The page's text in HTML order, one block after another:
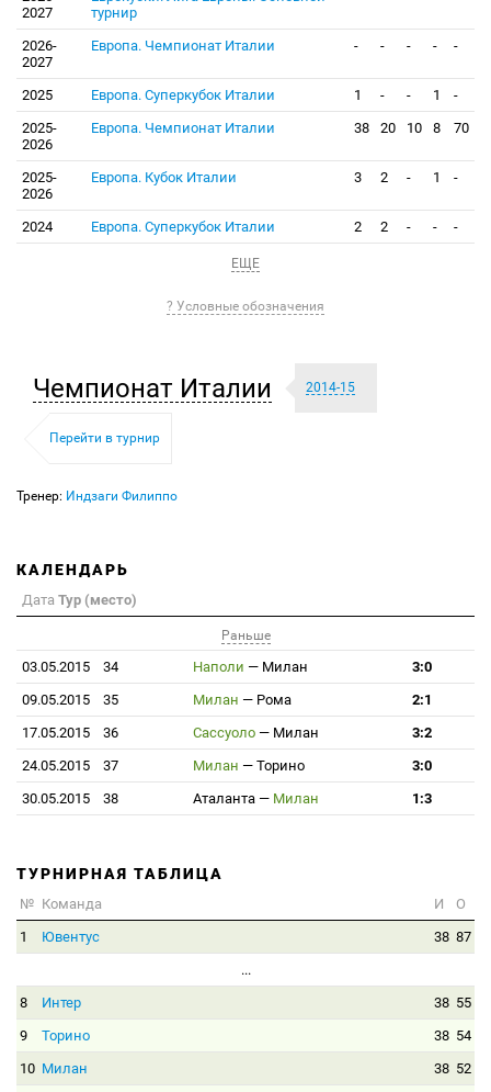
2027
турнир
2026-
2027
Европа. Чемпионат Италии - - - - -
2025 Европа. Суперкубок Италии 1 - - 1
-
2025-
2026
Европа. Чемпионат Италии 38 20 10 8 70
2025-
2026
Европа. Кубок Италии 3 2 - 1 -
2024 Европа. Суперкубок Италии 2 2 - - -
ЕЩЕ
? Условные обозначения
Чемпионат Италии 2014-15
Перейти в турнир
Тренер: Индзаги Филиппо
КАЛЕНДАРЬ
Дата Тур (место)
Раньше
03.05.2015 34 Наполи — Милан
3:0
09.05.2015
35 Милан — Рома
2:1
17.05.2015
36 Сассуоло — Милан
3:2
24.05.2015
37 Милан — Торино
3:0
30.05.2015
38 Аталанта — Милан 1:3
ТУРНИРНАЯ ТАБЛИЦА
№ Команда И
О
1
Ювентус 38 87
...
8
Интер 38 55
9
Торино 38 54
10 Милан 38 52